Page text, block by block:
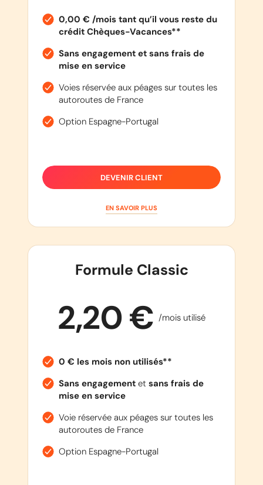
0,00 € /mois tant qu’il vous reste du
crédit Chèques-Vacances**
Sans engagement et sans frais de
mise en service
Voies réservée aux péages sur toutes les
autoroutes de France
Option Espagne-Portugal
DEVENIR CLIENT
EN SAVOIR PLUS
Formule Classic
2,20 € /mois utilisé
0 € les mois non utilisés**
Sans engagementet sans frais de
mise en service
Voie réservée aux péages sur toutes les
autoroutes de France
Option Espagne-Portugal